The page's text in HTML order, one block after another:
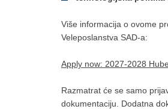
Više informacija o ovome
Veleposlanstva SAD-a:
Apply now: 2027-2028
Razmatrat će se samo
dokumentaciju. Dodatna